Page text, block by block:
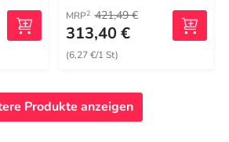
MRP2 421,49 €
313,40 €
(6,27 €/1 St)
Produkte anzeigen